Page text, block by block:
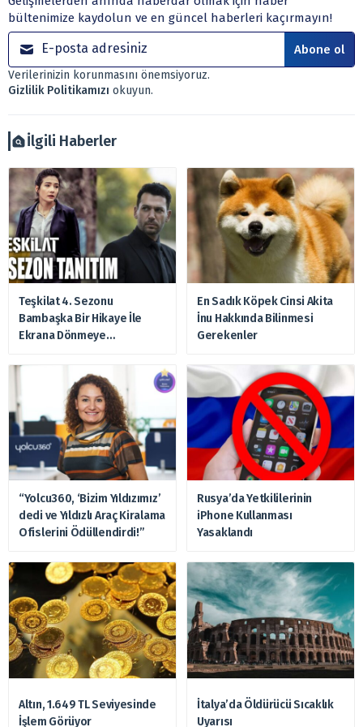
kurumlar, mevduat kabul etmeyen bankalar, portföy
yönetim şirketleri ile müşteri arasında imzalanacak
sözleşme çerçevesinde sunulmaktadır.
Sitemizde bulunan bilgiler ve görüşler, sizin mali
durumunuz, risk – getiri beklentileriniz ile uyuşmayabilir.
Ayrıca burada yer alan bilgilere dayanarak, yatırım kararı
zararlardan, arztakvimi.com.tr sorumlu tutulamaz.
bültenimize kaydolun ve en güncel haberleri kaçırmayın!
Abone ol
Verilerinizin korunmasını önemsiyoruz.
Gizlilik Politikamızı okuyun.
İlgili Haberler
Teşkilat 4. Sezonu
Bambaşka Bir Hikaye İle
Ekrana Dönmeye
En Sadık Köpek Cinsi Akita
İnu Hakkında Bilinmesi
Gerekenler
“Yolcu360, ‘Bizim Yıldızımız’
dedi ve Yıldızlı Araç Kiralama
Ofislerini Ödüllendirdi!”
Rusya’da Yetkililerinin
iPhone Kullanması
Yasaklandı
Altın, 1.649 TL Seviyesinde
İşlem Görüyor
İtalya’da Öldürücü Sıcaklık
Uyarısı